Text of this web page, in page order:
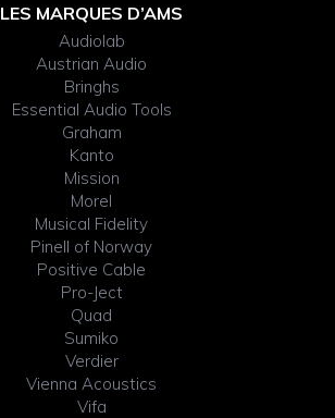
LES MARQUES D’AMS
Audiolab
Austrian Audio
Bringhs
Essential Audio Tools
Graham
Kanto
Mission
Morel
Musical Fidelity
Pinell of Norway
Positive Cable
Pro-Ject
Quad
Sumiko
Verdier
Vienna Acoustics
Vifa